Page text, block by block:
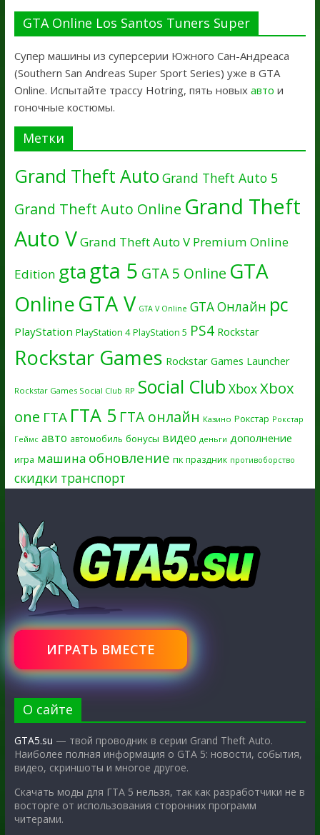
GTA Online Los Santos Tuners Super
Супер машины из суперсерии Южного Сан-Андреаса
(Southern San Andreas Super Sport Series) уже в GTA
Online. Испытайте трассу Hotring, пять новых авто и
гоночные костюмы.
Метки
Grand Theft Auto Grand Theft Auto 5
Grand Theft Auto Online Grand Theft
Auto VGrand Theft Auto V Premium Online
Edition gtagta 5 GTA 5 Online GTA
OnlineGTA V GTA V Online GTA Онлайн pc
PlayStation PlayStation 4 PlayStation 5 PS4 Rockstar
Rockstar Games Rockstar Games Launcher
Rockstar Games Social Club RP Social Club XboxXbox
one ГТА ГТА 5 ГТА онлайн Казино Рокстар Рокстар
Геймс авто автомобиль бонусы видео деньги дополнение
игра машина обновление пк праздник противоборство
скидки транспорт
ИГРАТЬ ВМЕСТЕ
О сайте
GTA5.su — твой проводник в серии Grand Theft Auto.
Наиболее полная информация о GTA 5: новости, события,
видео, скриншоты и многое другое.
Скачать моды для ГТА 5 нельзя, так как разработчики не в
восторге от использования сторонних программ
читерами.